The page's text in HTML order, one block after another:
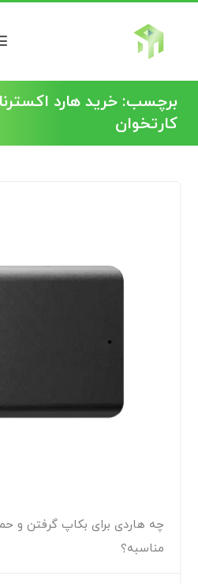
برچسب:خرید هارد
کارتخوان
چه هاردی برای بکاپ گرفتن و
مناسبه؟